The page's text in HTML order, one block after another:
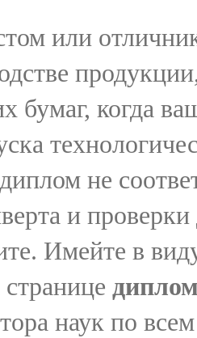
или
когда
не
и
Имейте в
наук по